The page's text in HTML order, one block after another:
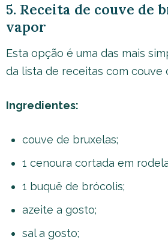
5. Receita de couve de
vapor
Esta opção é uma das mais
da lista de receitas com couve
Ingredientes:
couve de bruxelas;
1 cenoura cortada em
1 buquê de brócolis;
azeite a gosto;
sal a gosto;